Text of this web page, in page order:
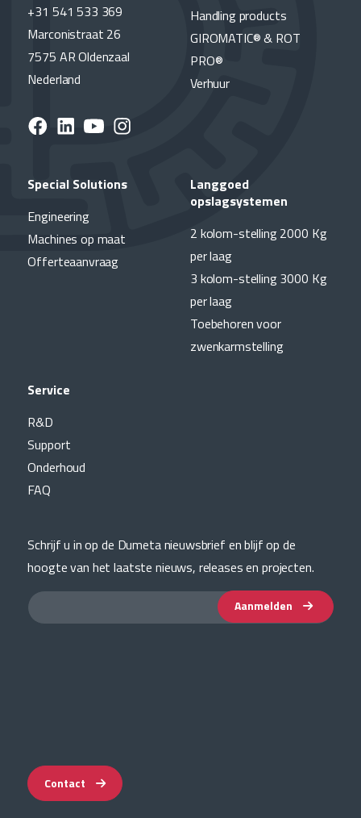
+31 541 533 369
Marconistraat 26
7575 AR Oldenzaal
Nederland
Handling products
GIROMATIC® & ROT
PRO®
Verhuur
Special Solutions
Engineering
Machines op maat
Offerteaanvraag
Langgoed
opslagsystemen
2 kolom-stelling 2000 Kg
per laag
3 kolom-stelling 3000 Kg
per laag
Toebehoren voor
zwenkarmstelling
Service
R&D
Support
Onderhoud
FAQ
Schrijf u in op de Dumeta nieuwsbrief en blijf op de
hoogte van het laatste nieuws, releases en projecten.
Aanmelden
Contact